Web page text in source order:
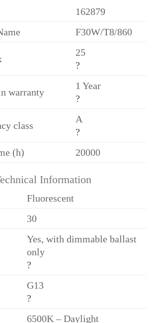
162879
F30W/T8/860
25
?
warranty
1 Year
?
class
A
?
(h)
20000
Information
Fluorescent
30
Yes, with dimmable ballast
only
?
G13
?
6500K – Daylight